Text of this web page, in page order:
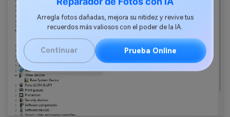
Reparador de Fotos con IA
Arregla fotos dañadas, mejora su nitidez y revive tus
recuerdos más valiosos con el poder de la IA.
Continuar Prueba Online